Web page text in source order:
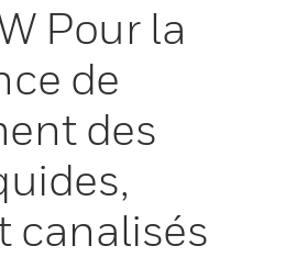
Pour la
de
des
canalisés